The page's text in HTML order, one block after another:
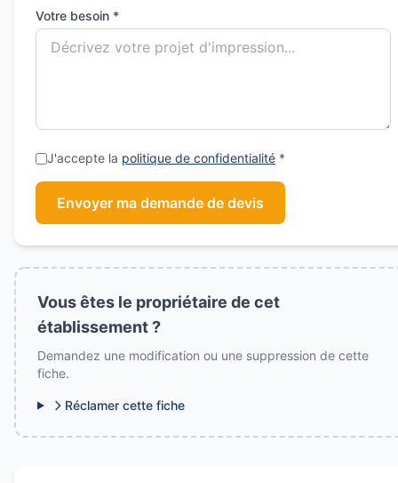
Votre besoin *
J'accepte la politique de confidentialité *
Envoyer ma demande de devis
Vous êtes le propriétaire de cet
établissement ?
Demandez une modification ou une suppression de cette
fiche.
Réclamer cette fiche